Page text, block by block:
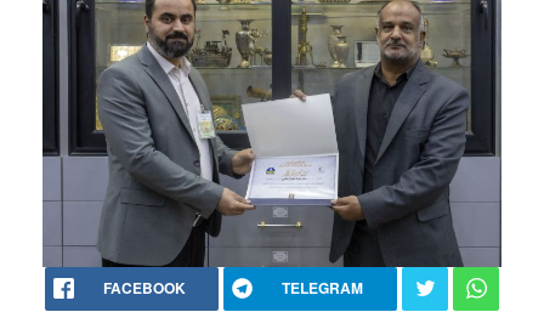
FACEBOOK TELEGRAM